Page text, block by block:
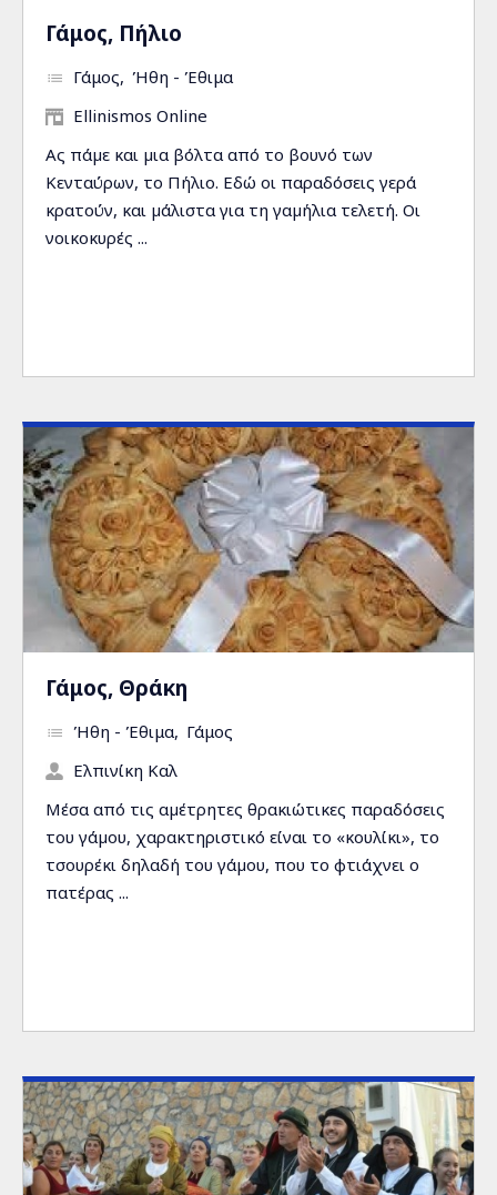
Γάμος, Πήλιο
Γάμος Ήθη - Έθιμα
Ellinismos Online
Ας πάµε και µια βόλτα από το βουνό των
Κενταύρων, το Πήλιο. Εδώ οι παραδόσεις γερά
κρατούν, και µάλιστα για τη γαµήλια τελετή. Οι
νοικοκυρές ...
Γάμος, Θράκη
Ήθη - Έθιμα Γάμος
Ελπινίκη Καλ
Μέσα από τις αµέτρητες θρακιώτικες παραδόσεις
του γάµου, χαρακτηριστικό είναι το «κουλίκι», το
τσουρέκι δηλαδή του γάµου, που το φτιάχνει ο
πατέρας ...